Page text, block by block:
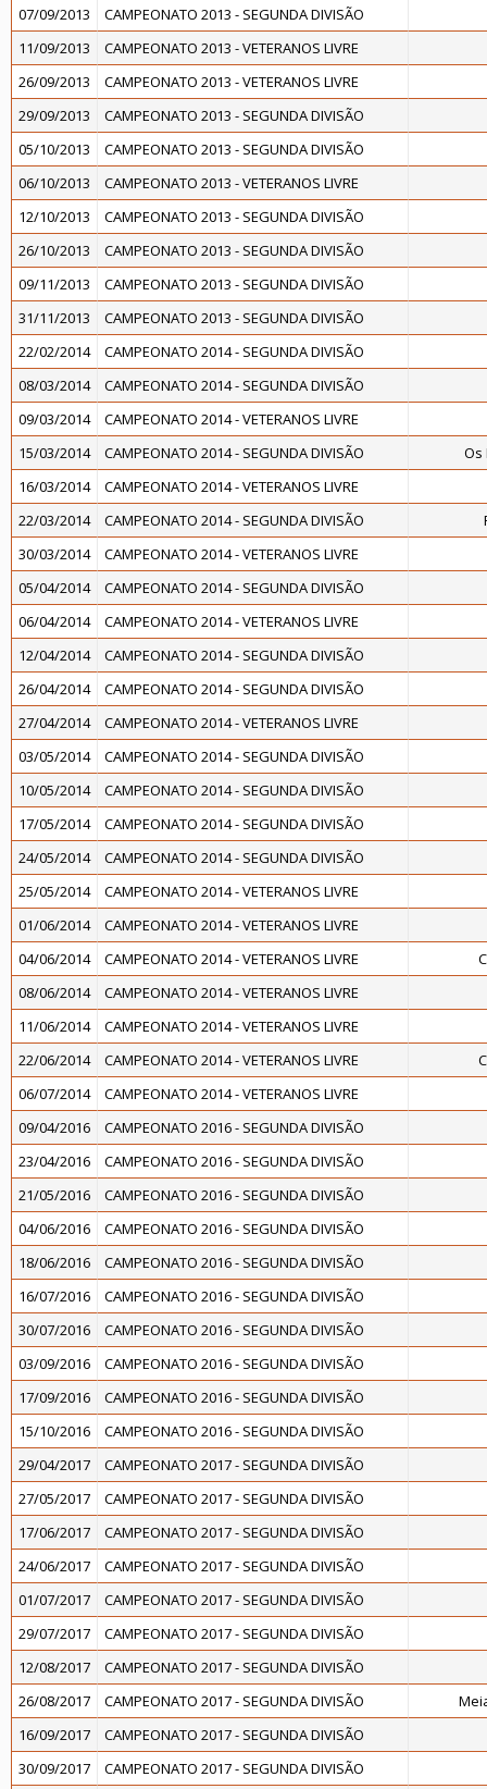
07/09/2013
CAMPEONATO 2013 - SEGUNDA DIVISÃO
11/09/2013
CAMPEONATO 2013 - VETERANOS LIVRE
26/09/2013
CAMPEONATO 2013 - VETERANOS LIVRE
29/09/2013
CAMPEONATO 2013 - SEGUNDA DIVISÃO
05/10/2013
CAMPEONATO 2013 - SEGUNDA DIVISÃO
06/10/2013
CAMPEONATO 2013 - VETERANOS LIVRE
12/10/2013
CAMPEONATO 2013 - SEGUNDA DIVISÃO
26/10/2013
CAMPEONATO 2013 - SEGUNDA DIVISÃO
09/11/2013
CAMPEONATO 2013 - SEGUNDA DIVISÃO
31/11/2013
CAMPEONATO 2013 - SEGUNDA DIVISÃO
22/02/2014
CAMPEONATO 2014 - SEGUNDA DIVISÃO
08/03/2014
CAMPEONATO 2014 - SEGUNDA DIVISÃO
09/03/2014
CAMPEONATO 2014 - VETERANOS LIVRE
15/03/2014
CAMPEONATO 2014 - SEGUNDA DIVISÃO
Os
16/03/2014
CAMPEONATO 2014 - VETERANOS LIVRE
22/03/2014
CAMPEONATO 2014 - SEGUNDA DIVISÃO
30/03/2014
CAMPEONATO 2014 - VETERANOS LIVRE
05/04/2014
CAMPEONATO 2014 - SEGUNDA DIVISÃO
06/04/2014
CAMPEONATO 2014 - VETERANOS LIVRE
12/04/2014
CAMPEONATO 2014 - SEGUNDA DIVISÃO
26/04/2014
CAMPEONATO 2014 - SEGUNDA DIVISÃO
27/04/2014
CAMPEONATO 2014 - VETERANOS LIVRE
03/05/2014
CAMPEONATO 2014 - SEGUNDA DIVISÃO
10/05/2014
CAMPEONATO 2014 - SEGUNDA DIVISÃO
17/05/2014
CAMPEONATO 2014 - SEGUNDA DIVISÃO
24/05/2014
CAMPEONATO 2014 - SEGUNDA DIVISÃO
25/05/2014
CAMPEONATO 2014 - VETERANOS LIVRE
01/06/2014
CAMPEONATO 2014 - VETERANOS LIVRE
04/06/2014
CAMPEONATO 2014 - VETERANOS LIVRE
08/06/2014
CAMPEONATO 2014 - VETERANOS LIVRE
11/06/2014
CAMPEONATO 2014 - VETERANOS LIVRE
22/06/2014
CAMPEONATO 2014 - VETERANOS LIVRE
06/07/2014
CAMPEONATO 2014 - VETERANOS LIVRE
09/04/2016
CAMPEONATO 2016 - SEGUNDA DIVISÃO
23/04/2016
CAMPEONATO 2016 - SEGUNDA DIVISÃO
21/05/2016
CAMPEONATO 2016 - SEGUNDA DIVISÃO
04/06/2016
CAMPEONATO 2016 - SEGUNDA DIVISÃO
18/06/2016
CAMPEONATO 2016 - SEGUNDA DIVISÃO
16/07/2016
CAMPEONATO 2016 - SEGUNDA DIVISÃO
30/07/2016
CAMPEONATO 2016 - SEGUNDA DIVISÃO
03/09/2016
CAMPEONATO 2016 - SEGUNDA DIVISÃO
17/09/2016
CAMPEONATO 2016 - SEGUNDA DIVISÃO
15/10/2016
CAMPEONATO 2016 - SEGUNDA DIVISÃO
29/04/2017
CAMPEONATO 2017 - SEGUNDA DIVISÃO
27/05/2017
CAMPEONATO 2017 - SEGUNDA DIVISÃO
17/06/2017
CAMPEONATO 2017 - SEGUNDA DIVISÃO
24/06/2017
CAMPEONATO 2017 - SEGUNDA DIVISÃO
01/07/2017
CAMPEONATO 2017 - SEGUNDA DIVISÃO
29/07/2017
CAMPEONATO 2017 - SEGUNDA DIVISÃO
12/08/2017
CAMPEONATO 2017 - SEGUNDA DIVISÃO
26/08/2017
CAMPEONATO 2017 - SEGUNDA DIVISÃO
16/09/2017
CAMPEONATO 2017 - SEGUNDA DIVISÃO
30/09/2017
CAMPEONATO 2017 - SEGUNDA DIVISÃO